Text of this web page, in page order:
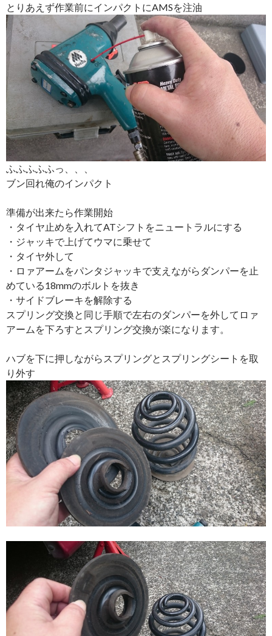
とりあえず作業前にインパクトにAMSを注油
ふふふふふっ、、、
ブン回れ俺のインパクト
準備が出来たら作業開始
・タイヤ止めを入れてATシフトをニュートラルにする
・ジャッキで上げてウマに乗せて
・タイヤ外して
・ロァアームをパンタジャッキで支えながらダンパーを止
めている18mmのボルトを抜き
・サイドブレーキを解除する
スプリング交換と同じ手順で左右のダンパーを外してロァ
アームを下ろすとスプリング交換が楽になります。
ハブを下に押しながらスプリングとスプリングシートを取
り外す